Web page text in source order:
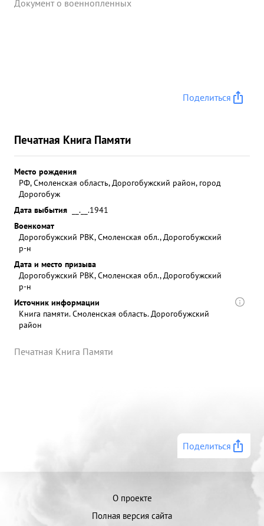
Документ о военнопленных
Поделиться
Печатная Книга Памяти
Место рождения
РФ, Смоленская область, Дорогобужский район, город
Дорогобуж
Дата выбытия
__.__.1941
Военкомат
Дорогобужский РВК, Смоленская обл., Дорогобужский
р-н
Дата и место призыва
Дорогобужский РВК, Смоленская обл., Дорогобужский
р-н
Источник информации
Книга памяти. Смоленская область. Дорогобужский
район
Печатная Книга Памяти
Поделиться
О проекте
Полная версия сайта